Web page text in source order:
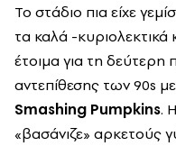
Το στάδιο πια είχε
τα καλά -κυριολεκτικά
έτοιμα για τη
αντεπίθεσης των 90s
Smashing Pumpkins.
«βασάνιζε» αρκετούς